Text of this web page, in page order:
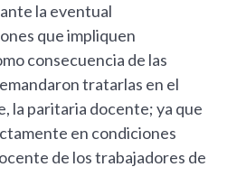
la eventual
que impliquen
consecuencia de las
tratarlas en el
la paritaria docente; ya que
en condiciones
de los trabajadores de